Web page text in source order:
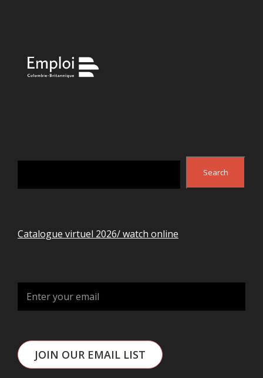
Search
Search
Catalogue virtuel 2026/ watch online
JOIN OUR EMAIL LIST